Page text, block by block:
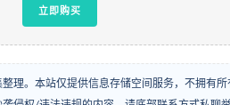
立即购买
理。本站仅提供信息存储空间服务，不拥有